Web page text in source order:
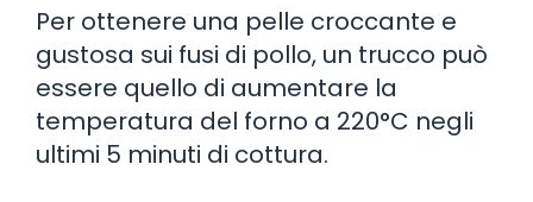
Per ottenere una pelle croccante e
gustosa sui fusi di pollo, un trucco può
essere quello di aumentare la
temperatura del forno a 220°C negli
ultimi 5 minuti di cottura.